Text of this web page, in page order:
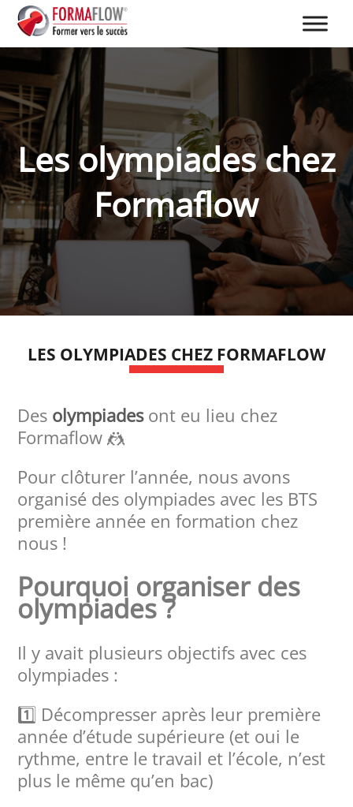
Les olympiades chez
Formaflow
LES OLYMPIADES CHEZ FORMAFLOW
Des olympiadesont eu lieu chez
Formaflow 🤼
Pour clôturer l’année, nous avons
organisé des olympiades avec les BTS
première année en formation chez
nous !
Pourquoi organiser des
olympiades ?
Il y avait plusieurs objectifs avec ces
olympiades :
1️⃣ Décompresser après leur première
année d’étude supérieure (et oui le
rythme, entre le travail et l’école, n’est
plus le même qu’en bac)